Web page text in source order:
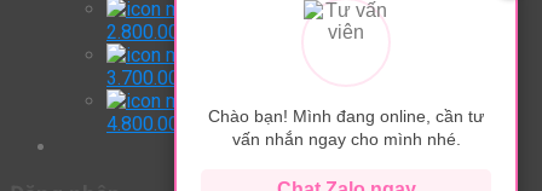
2.800.000đ > 3.700.000đ
3.700.000đ > 4.800.000đ
4.800.000đ
Chào bạn! Mình đang online, cần tư
vấn nhắn ngay cho mình nhé.